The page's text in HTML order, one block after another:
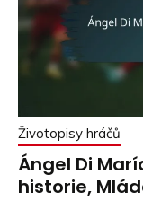
Životopisy hráčů
Ángel Di
historie,